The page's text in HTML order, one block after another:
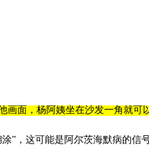
画面，杨阿姨坐在沙发一角就可
涂”，这可能是阿尔茨海默病的信